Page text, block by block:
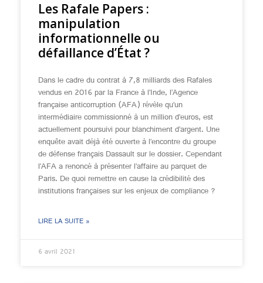
Les Rafale Papers :
manipulation
informationnelle ou
défaillance d’État ?
Dans le cadre du contrat à 7,8 milliards des Rafales
vendus en 2016 par la France à l’Inde, l’Agence
française anticorruption (AFA) révèle qu’un
intermédiaire commissionné à un million d’euros, est
actuellement poursuivi pour blanchiment d’argent. Une
enquête avait déjà été ouverte à l’encontre du groupe
de défense français Dassault sur le dossier. Cependant
l’AFA a renoncé à présenter l’affaire au parquet de
Paris. De quoi remettre en cause la crédibilité des
institutions françaises sur les enjeux de compliance ?
LIRE LA SUITE »
6 avril 2021